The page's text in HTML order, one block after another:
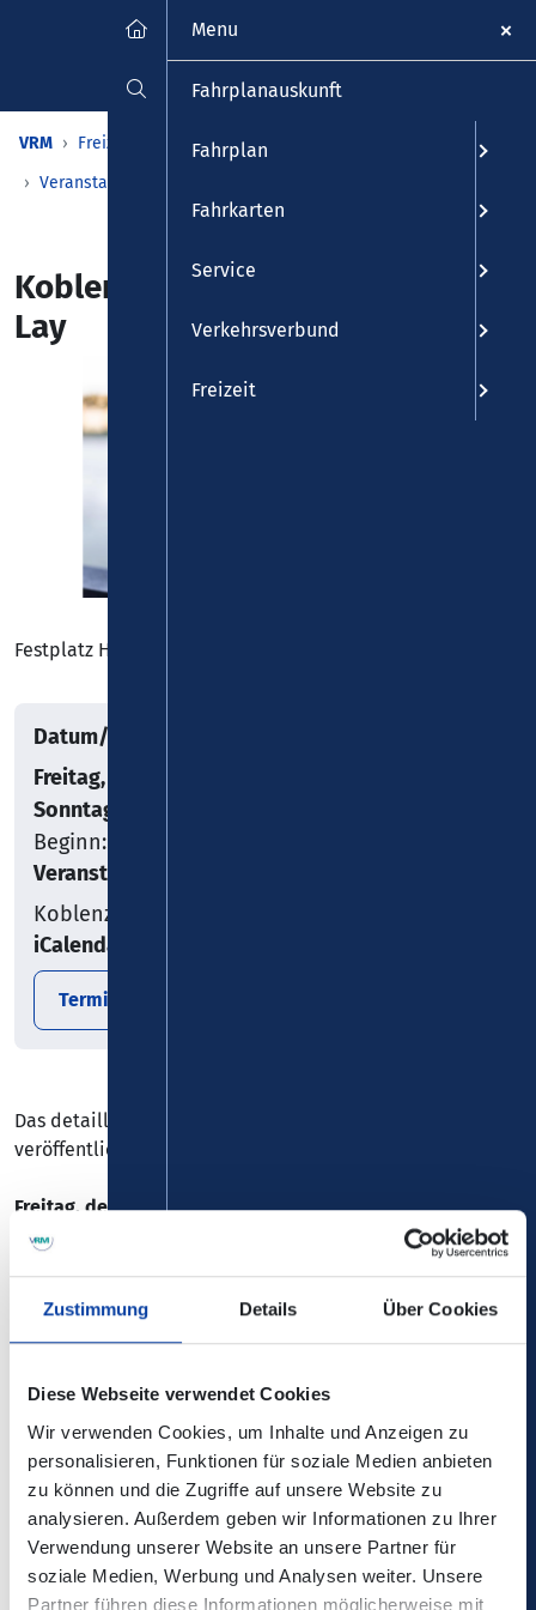
Zustimmung Details Über Cookies
Diese Webseite verwendet Cookies
Wir verwenden Cookies, um Inhalte und Anzeigen zu
personalisieren, Funktionen für soziale Medien anbieten
zu können und die Zugriffe auf unsere Website zu
analysieren. Außerdem geben wir Informationen zu Ihrer
Verwendung unserer Website an unsere Partner für
soziale Medien, Werbung und Analysen weiter. Unsere
Partner führen diese Informationen möglicherweise mit
VRM Freizeit
Veranstaltungen & Kalender
Veranstaltungen
Koblenzer Weinfest im Stadtteil
Lay
Festplatz Hirtenstraße, Koblenz-Lay, Koblenz
Datum/Uhrzeit
Freitag, 25.09.2026
Sonntag, 27.09.2026
Beginn: 17:00
Veranstaltungsort
Koblenz
iCalendar
Termin exportieren
Das detaillierte Programm wird im Jahresverlauf
veröffentlicht.
Freitag, den 25.09.2026
17:00 Uhr Eröffnung der Wein- und Verköstigungsstände
Samstag, den 26.09.2026
ab 15:00 Uhr Spiel und Spaß für Kinder
20:00 Uhr Livemusik in der Weingass
Sonntag, den 27.09.2026
11:00 Uhr Happy Programm beginnt
17:00 Uhr Livemusik in der Weingass
Die Heimatfreunde Lay freuen sich auf Ihr Kommen!
Menu
Fahrplanauskunft
Fahrplan
Fahrkarten
Service
Verkehrsverbund
Freizeit